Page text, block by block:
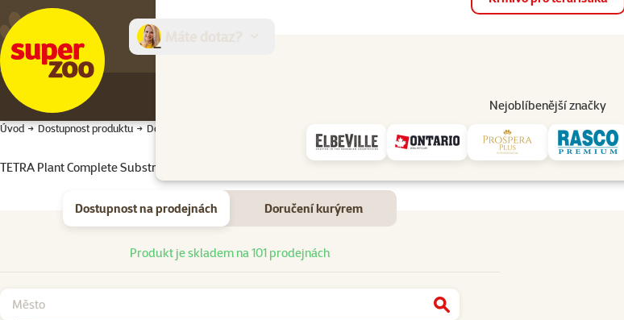
Nejoblíbenější značky
Prodejny Služby
Úvod Dostupnost produktu Dostupnost produktu
Dostupnost a doručení
TETRA Plant Complete Substrate 2,5kg
Dostupnost na prodejnách Doručení kurýrem
Dostupnost na prodejnáchProdukt je skladem na 101 prodejnách
Najít